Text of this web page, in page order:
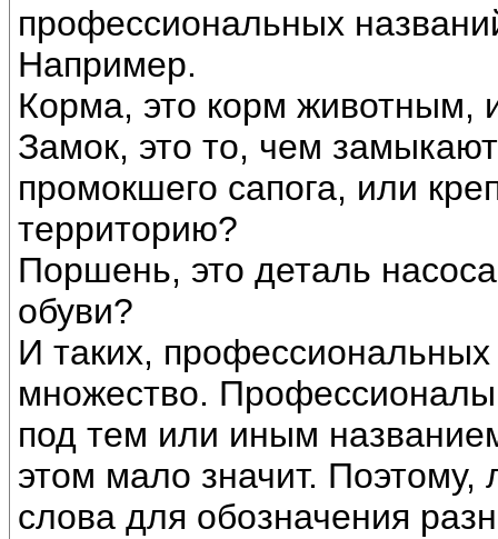
профессиональных
Например.
Корма, это корм животным,
Замок, это то, чем
промокшего сапога, или
территорию?
Поршень, это деталь
обуви?
И таких,
множество. Профессионалы
под тем или иным
этом мало значит.
слова для обозначения